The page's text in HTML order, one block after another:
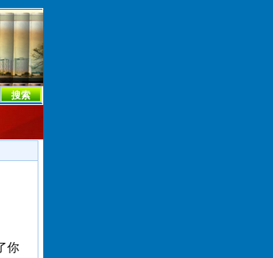
你